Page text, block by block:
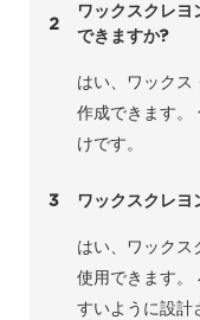
2
ワックスクレヨ
できますか?
はい、ワックス
作成できます。
けです。
3 ワックスクレヨ
はい、ワックス
使用できます。
すいように設計